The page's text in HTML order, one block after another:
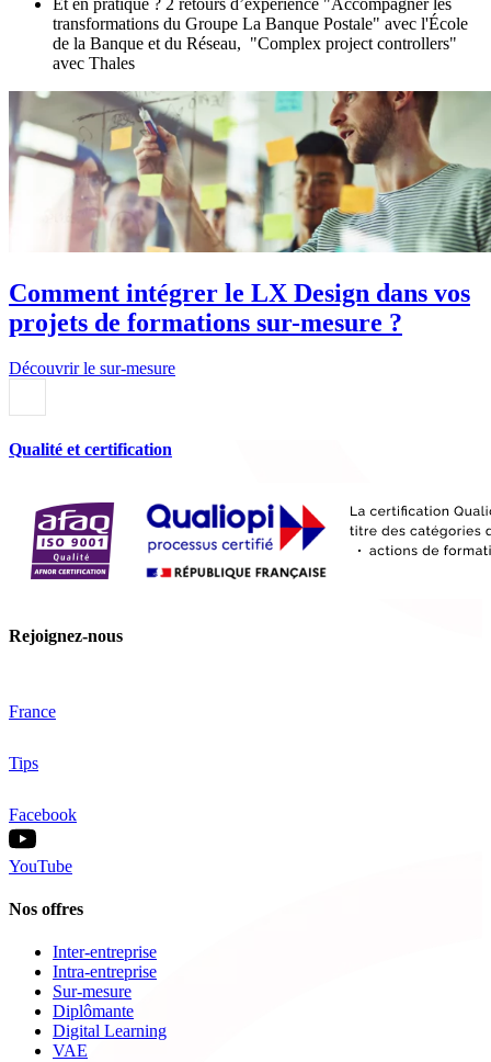
transformations du Groupe La Banque Postale" avec l'École
de la Banque et du Réseau, "Complex project controllers"
avec Thales
Comment intégrer le LX Design dans vos
projets de formations sur-mesure ?
Découvrir le sur-mesure
Qualité et certification
Rejoignez-nous
France
Tips
Facebook
YouTube
Nos offres
Inter-entreprise
Intra-entreprise
Sur-mesure
Diplômante
Digital Learning
VAE